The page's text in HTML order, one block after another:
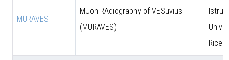
MURAVES
MUon RAdiography of VESuvius
(MURAVES)